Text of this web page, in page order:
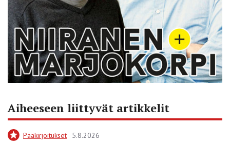
Aiheeseen liittyvät artikkelit
Pääkirjoitukset 5.8.2026